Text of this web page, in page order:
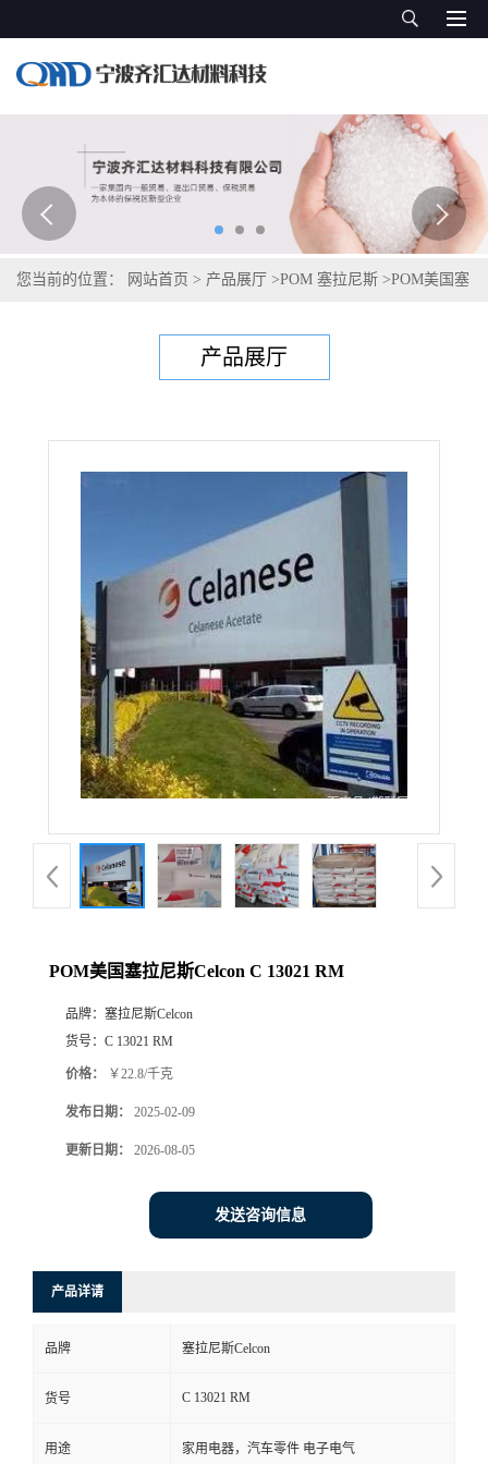
您当前的位置： 网站首页 > 产品展厅 >POM 塞拉尼斯 >POM美国塞
产品展厅
POM美国塞拉尼斯Celcon C 13021 RM
品牌： 塞拉尼斯Celcon
货号： C 13021 RM
价格： ￥22.8/千克
发布日期： 2025-02-09
更新日期： 2026-08-05
发送咨询信息
产品详请
品牌 塞拉尼斯Celcon
货号 C 13021 RM
用途 家用电器，汽车零件 电子电气